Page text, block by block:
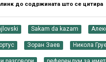
до содржината што се цитира
Sakam da kazam
Зоран Заев Никола